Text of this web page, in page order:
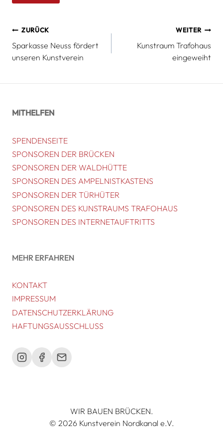
Beitragsnavigation
ZURÜCK
Sparkasse Neuss fördert
unseren Kunstverein
WEITER
Kunstraum Trafohaus
eingeweiht
MITHELFEN
SPENDENSEITE
SPONSOREN DER BRÜCKEN
SPONSOREN DER WALDHÜTTE
SPONSOREN DES AMPELNISTKASTENS
SPONSOREN DER TÜRHÜTER
SPONSOREN DES KUNSTRAUMS TRAFOHAUS
SPONSOREN DES INTERNETAUFTRITTS
MEHR ERFAHREN
KONTAKT
IMPRESSUM
DATENSCHUTZERKLÄRUNG
HAFTUNGSAUSSCHLUSS
WIR BAUEN BRÜCKEN.
© 2026 Kunstverein Nordkanal e.V.